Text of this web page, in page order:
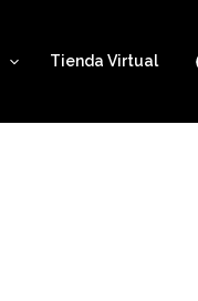
Tienda Virtual